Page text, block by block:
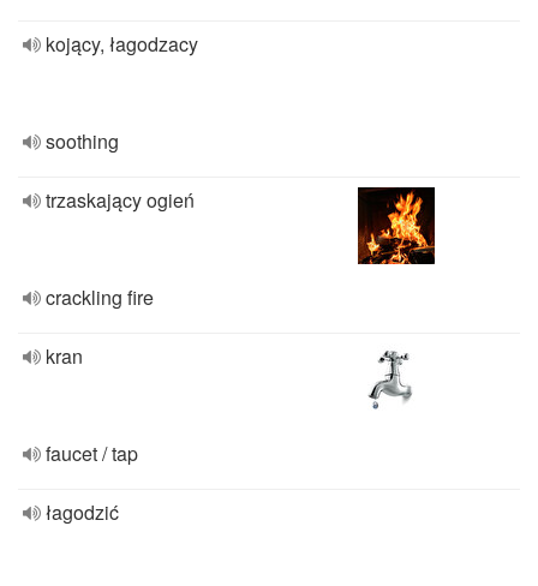
kojący, łagodzacy
soothing
trzaskający ogień
crackling fire
kran
faucet / tap
łagodzić